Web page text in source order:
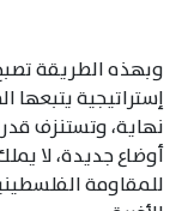
وبهذه الطريقة
إستراتيجية يتبعها
نهاية، وتستنزف
أوضاع جديدة، لا
للمقاومة